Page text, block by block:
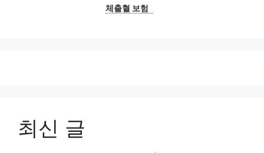
체출혈 보험
최신 글